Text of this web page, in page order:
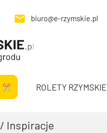
biuro@e-rzymskie.pl
ROLETY RZYMSKIE
/ Inspiracje